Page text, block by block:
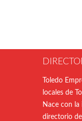
Toledo
locales de
Nace con
directorio